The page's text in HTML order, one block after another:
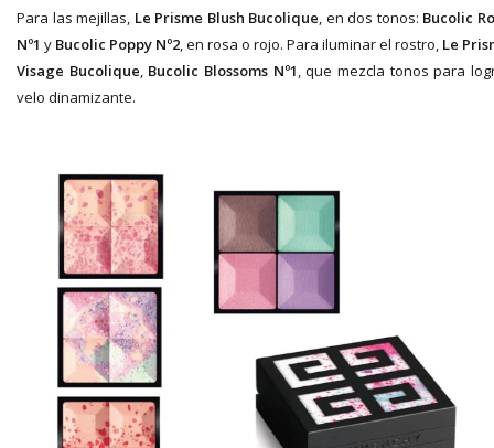
Para las mejillas, Le Prisme Blush Bucolique, en dos tonos: Bucolic
Nº1 y Bucolic Poppy Nº2, en rosa o rojo. Para iluminar el rostro, Le
Visage Bucolique, Bucolic Blossoms Nº1, que mezcla tonos para
velo dinamizante.